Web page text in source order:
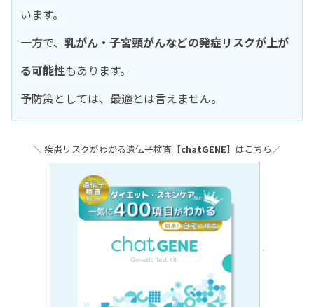
います。
一方で、 乳がん・子宮頸がんなどの発症リスクが上が
る可能性もあります。
予防策としては、最適とは言えません。
＼ 疾患リスクがわかる遺伝子検査【chatGENE】はこちら／